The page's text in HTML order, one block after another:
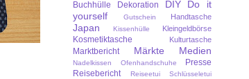
Buchhülle Dekoration DIY
Do it
yourself
Gutschein Handtasche
Japan Kissenhülle Kleingeldbörse
Kosmetiktasche Kulturtasche
Marktbericht Märkte Medien
Nadelkissen Ofenhandschuhe
Presse
Reisebericht
Reiseetui
Schlüsseletui